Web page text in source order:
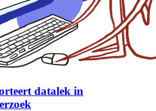
datalek in